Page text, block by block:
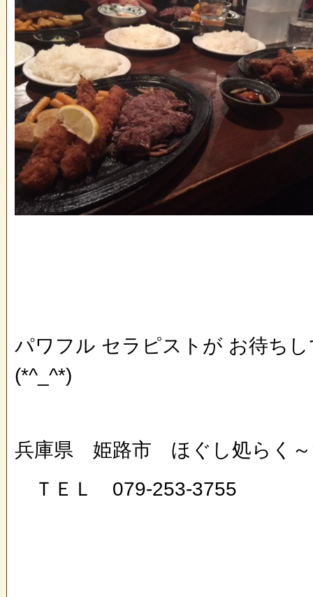
パワフル セラピストが お待ち
(*^_^*)
兵庫県 姫路市 ほぐし処らく
ＴＥＬ 079-253-3755